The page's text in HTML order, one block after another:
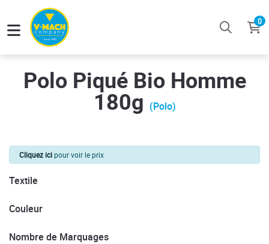
0
Polo Piqué Bio Homme
180g (Polo)
Cliquez icipour voir le prix
Textile
Couleur
Nombre de Marquages